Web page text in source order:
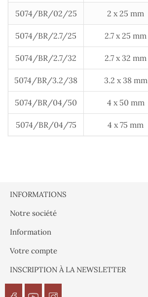
5074/BR/02/25 2 x 25 mm
5074/BR/2.7/25 2.7 x 25 mm
5074/BR/2.7/32 2.7 x 32 mm
5074/BR/3.2/38 3.2 x 38 mm
5074/BR/04/50 4 x 50 mm
5074/BR/04/75 4 x 75 mm
INFORMATIONS
Notre société
Information
Votre compte
INSCRIPTION À LA NEWSLETTER